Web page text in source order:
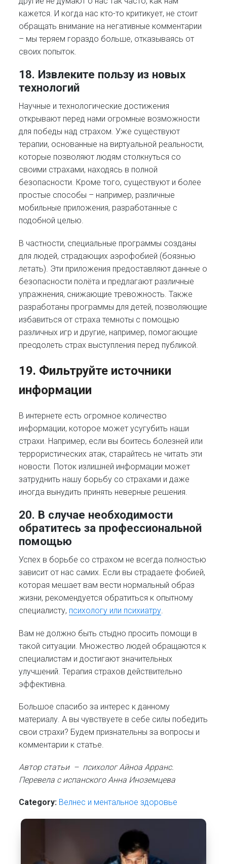
кажется. И когда нас кто-то критикует, не стоит
обращать внимание на негативные комментарии
– мы теряем гораздо больше, отказываясь от
своих попыток.
18. Извлеките пользу из новых
технологий
Научные и технологические достижения
открывают перед нами огромные возможности
для победы над страхом. Уже существуют
терапии, основанные на виртуальной реальности,
которые позволяют людям столкнуться со
своими страхами, находясь в полной
безопасности. Кроме того, существуют и более
простые способы – например, различные
мобильные приложения, разработанные с
подобной целью.
В частности, специальные программы созданы
для людей, страдающих аэрофобией (боязнью
летать). Эти приложения предоставляют данные о
безопасности полёта и предлагают различные
упражнения, снижающие тревожность. Также
разработаны программы для детей, позволяющие
избавиться от страха темноты с помощью
различных игр и другие, например, помогающие
преодолеть страх выступления перед публикой.
19. Фильтруйте источники
информации
В интернете есть огромное количество
информации, которое может усугубить наши
страхи. Например, если вы боитесь болезней или
террористических атак, старайтесь не читать эти
новости. Поток излишней информации может
затруднить нашу борьбу со страхами и даже
иногда вынудить принять неверные решения.
20. В случае необходимости
обратитесь за профессиональной
помощью
Успех в борьбе со страхом не всегда полностью
зависит от нас самих. Если вы страдаете фобией,
которая мешает вам вести нормальный образ
жизни, рекомендуется обратиться к опытному
специалисту, психологу или психиатру.
Вам не должно быть стыдно просить помощи в
такой ситуации. Множество людей обращаются к
специалистам и достигают значительных
улучшений. Терапия страхов действительно
эффективна.
Большое спасибо за интерес к данному
материалу. А вы чувствуете в себе силы победить
свои страхи? Будем признательны за вопросы и
комментарии к статье.
Автор статьи – психологАйноа Арранс.
Перевела с испанского Анна Иноземцева
Category: Велнес и ментальное здоровье